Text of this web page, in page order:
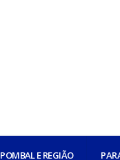
POMBAL E REGIÃO